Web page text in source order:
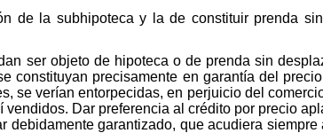
de la subhipoteca y la de constituir prenda
ser objeto de hipoteca o de prenda sin
constituyan precisamente en garantía del
se verían entorpecidas, en perjuicio del
Dar preferencia al crédito por precio
debidamente garantizado, que acudiera